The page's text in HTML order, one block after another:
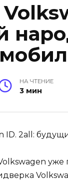
НА ЧТЕНИЕ
3 мин